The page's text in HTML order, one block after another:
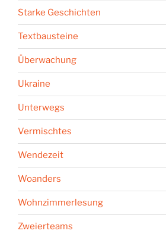
Starke Geschichten
Textbausteine
Überwachung
Ukraine
Unterwegs
Vermischtes
Wendezeit
Woanders
Wohnzimmerlesung
Zweierteams